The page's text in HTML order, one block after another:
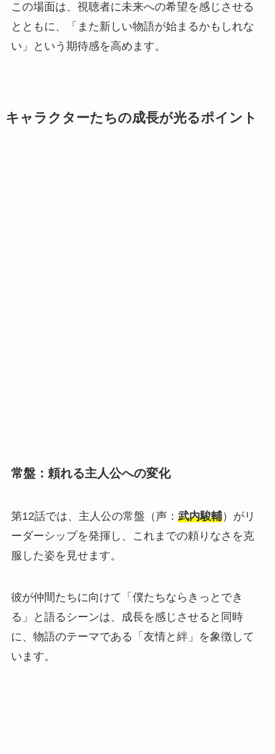
この場面は、視聴者に未来への希望を感じさせる
とともに、「また新しい物語が始まるかもしれな
い」という期待感を高めます。
キャラクターたちの成長が光るポイント
常盤：頼れる主人公への変化
第12話では、主人公の常盤（声： 武内駿輔）がリ
ーダーシップを発揮し、これまでの頼りなさを克
服した姿を見せます。
彼が仲間たちに向けて「僕たちならきっとでき
る」と語るシーンは、成長を感じさせると同時
に、物語のテーマである「友情と絆」を象徴して
います。